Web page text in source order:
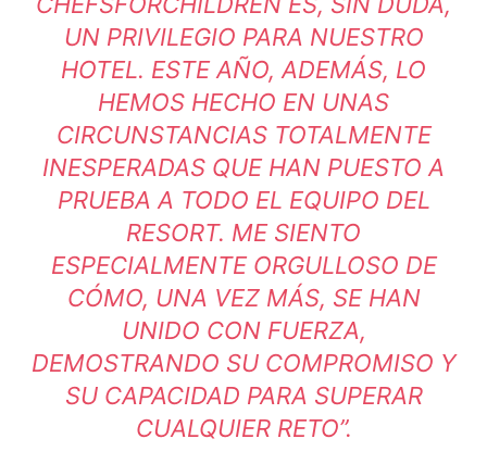
UN PRIVILEGIO PARA NUESTRO
HOTEL. ESTE AÑO, ADEMÁS, LO
HEMOS HECHO EN UNAS
CIRCUNSTANCIAS TOTALMENTE
INESPERADAS QUE HAN PUESTO A
PRUEBA A TODO EL EQUIPO DEL
RESORT. ME SIENTO
ESPECIALMENTE ORGULLOSO DE
CÓMO, UNA VEZ MÁS, SE HAN
UNIDO CON FUERZA,
DEMOSTRANDO SU COMPROMISO Y
SU CAPACIDAD PARA SUPERAR
CUALQUIER RETO”.